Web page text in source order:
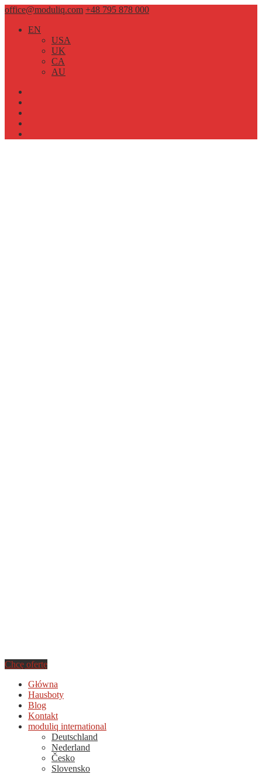
office@moduliq.com +48 795 878 000
EN
USA
UK
CA
AU
Chcę ofertę
Główna
Hausboty
Blog
Kontakt
moduliq international
Deutschland
Nederland
Česko
Slovensko